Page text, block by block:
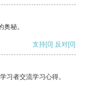
秘。
支持[0] 反对[0]
习者交流学习心得。